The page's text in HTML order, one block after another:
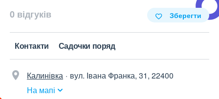
0 відгуків Зберегти
Контакти Садочки поряд
Калинівка
вул. Івана Франка, 31, 22400
На мапі